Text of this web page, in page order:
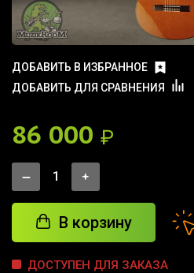
ДОБАВИТЬ В ИЗБРАННОЕ
ДОБАВИТЬ ДЛЯ СРАВНЕНИЯ
86 000 ₽
В корзину
ДОСТУПЕН ДЛЯ ЗАКАЗА